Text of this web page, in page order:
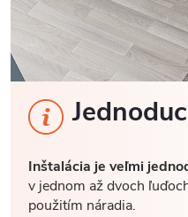
Inštalácia je veľmi
v jednom až dvoch
použitím náradia.